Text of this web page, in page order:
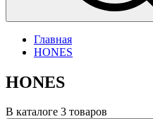
Главная
HONES
HONES
В каталоге 3 товаров